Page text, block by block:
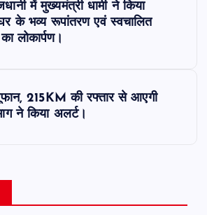
में मुख्यमंत्री धामी ने किया
के भव्य रूपांतरण एवं स्वचालित
लोकार्पण।
215KM की रफ्तार से आएगी
ने किया अलर्ट।